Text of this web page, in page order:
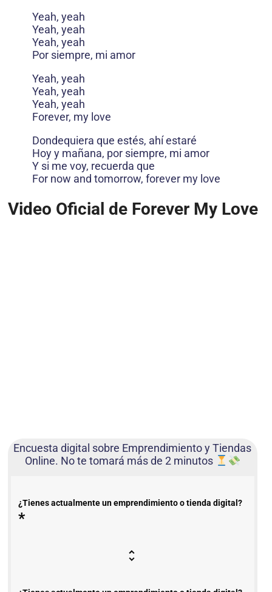
Yeah, yeah
Yeah, yeah
Yeah, yeah
Por siempre, mi amor
Yeah, yeah
Yeah, yeah
Yeah, yeah
Forever, my love
Dondequiera que estés, ahí estaré
Hoy y mañana, por siempre, mi amor
Y si me voy, recuerda que
For now and tomorrow, forever my love
Video Oficial de Forever My Love
Encuesta digital sobre Emprendimiento y Tiendas
Online. No te tomará más de 2 minutos
¿Tienes actualmente un emprendimiento o tienda digital?
*